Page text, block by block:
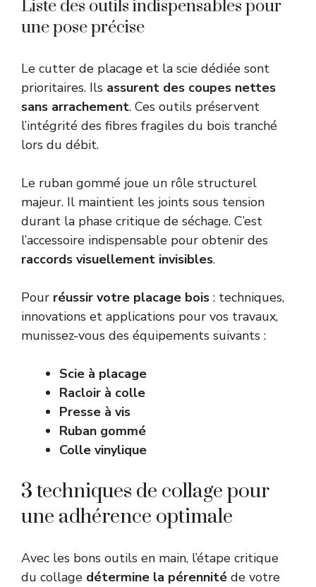
Liste des outils indispensables pour
une pose précise
Le cutter de placage et la scie dédiée sont
prioritaires. Ils assurent des coupes nettes
sans arrachement. Ces outils préservent
l’intégrité des fibres fragiles du bois tranché
lors du débit.
Le ruban gommé joue un rôle structurel
majeur. Il maintient les joints sous tension
durant la phase critique de séchage. C’est
l’accessoire indispensable pour obtenir des
raccords visuellement invisibles.
Pour réussir votre placage bois : techniques,
innovations et applications pour vos travaux,
munissez-vous des équipements suivants :
Scie à placage
Racloir à colle
Presse à vis
Ruban gommé
Colle vinylique
3 techniques de collage pour
une adhérence optimale
Avec les bons outils en main, l’étape critique
du collage détermine la pérennité de votre